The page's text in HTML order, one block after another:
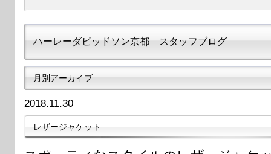
ハーレーダビッドソン京都 スタッフブログ
月別アーカイブ
2018.11.30
レザージャケット